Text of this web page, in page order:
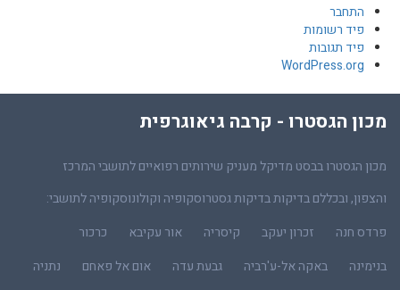
התחבר
פיד רשומות
פיד תגובות
WordPress.org
מכון הגסטרו - קרבה גיאוגרפית
מכון הגסטרו בבסט מדיקל מעניק שירותים רפואיים לתושבי המרכז
והצפון, ובכללם בדיקות בדיקות גסטרוסקופיה וקולונוסקופיה לתושבי:
פרדס חנה
זכרון יעקב קיסריה אור עקיבא
כרכור
בנימינה
באקה אל-ע'רביה גבעת עדה אום אל פאחם
נתניה